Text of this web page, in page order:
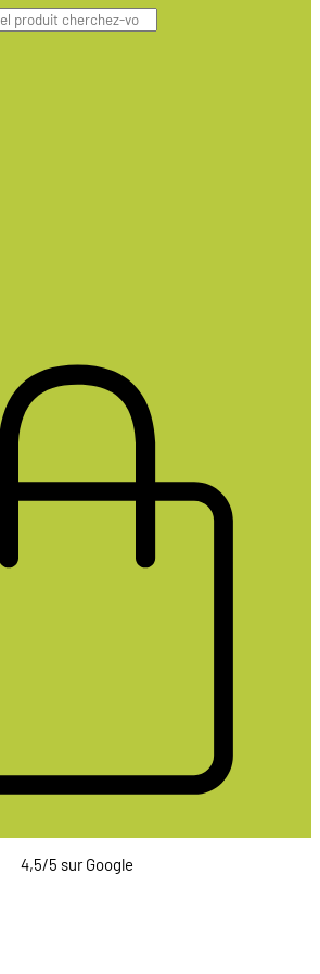
4,5/5 sur Google